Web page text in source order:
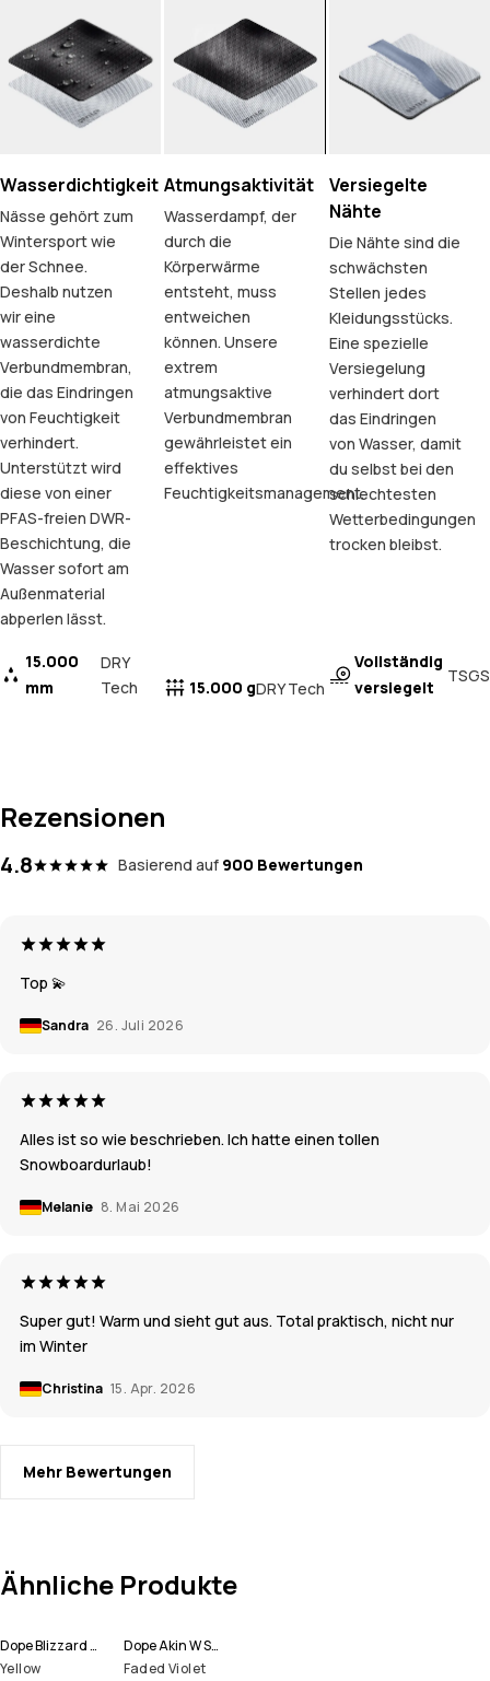
Wasserdichtigkeit
Nässe gehört zum
Wintersport wie
der Schnee.
Deshalb nutzen
wir eine
wasserdichte
Verbundmembran,
die das Eindringen
von Feuchtigkeit
verhindert.
Unterstützt wird
diese von einer
PFAS-freien DWR-
Beschichtung, die
Wasser sofort am
Außenmaterial
abperlen lässt.
15.000
mm
DRY
Tech
Atmungsaktivität
Wasserdampf, der
durch die
Körperwärme
entsteht, muss
entweichen
können. Unsere
extrem
atmungsaktive
Verbundmembran
gewährleistet ein
effektives
Feuchtigkeitsmanagement.
15.000 gDRY Tech
Versiegelte
Nähte
Die Nähte sind die
schwächsten
Stellen jedes
Kleidungsstücks.
Eine spezielle
Versiegelung
verhindert dort
das Eindringen
von Wasser, damit
du selbst bei den
schlechtesten
Wetterbedingungen
trocken bleibst.
Vollständig
versiegelt
TSGS
Rezensionen
4.8 Basierend auf 900 Bewertungen
Top 💫
Sandra 26. Juli 2026
Alles ist so wie beschrieben. Ich hatte einen tollen
Snowboardurlaub!
Melanie 8. Mai 2026
Super gut! Warm und sieht gut aus. Total praktisch, nicht nur
im Winter
Christina 15. Apr. 2026
Mehr Bewertungen
Ähnliche Produkte
Dope Blizzard W Snowboardjacke Damen
Yellow
Dope Akin W Snowboardjacke Damen
Faded Violet